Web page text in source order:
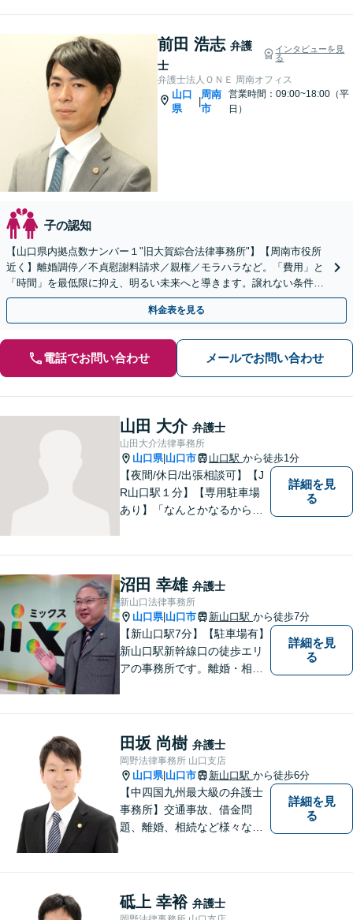
前田 浩志 弁護
士
インタビューを見
る
弁護士法人ＯＮＥ 周南オフィス
山口
県
|
周南
市
営業時間：09:00~18:00（平
日）
子の認知
【山口県内拠点数ナンバー１"旧大賀綜合法律事務所"】【周南市役所
近く】離婚調停／不貞慰謝料請求／親権／モラハラなど。「費用」と
「時間」を最低限に抑え、明るい未来へと導きます。譲れない条件が
あるという方でも、一度ご相談ください。
料金表を見る
電話でお問い合わせ メールでお問い合わせ
山田 大介 弁護士
山田大介法律事務所
山口県| 山口市 山口駅 から徒歩1分
【夜間/休日/出張相談可】【J
R山口駅１分】【専用駐車場
あり】「なんとかなるから大
方はお気軽にご相談くださ
い。
詳細を見
る
沼田 幸雄 弁護士
新山口法律事務所
山口県| 山口市 新山口駅 から徒歩7分
【新山口駅7分】【駐車場有】
新山口駅新幹線口の徒歩エリ
アの事務所です。離婚・相続
になることがあれば、おたず
ねください。
詳細を見
る
田坂 尚樹 弁護士
岡野法律事務所 山口支店
山口県| 山口市 新山口駅 から徒歩6分
【中四国九州最大級の弁護士
事務所】交通事故、借金問
題、離婚、相続など様々な問
い！
詳細を見
る
砥上 幸裕 弁護士